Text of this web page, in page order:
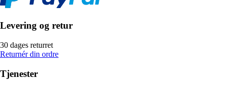
Levering og retur
30 dages returret
Returnér din ordre
Tjenester